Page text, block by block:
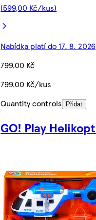
(599,00 Kč/kus)
Nabídka platí do 17. 8. 2026
799,00 Kč
799,00 Kč/kus
Quantity controls
Přidat
GO! Play